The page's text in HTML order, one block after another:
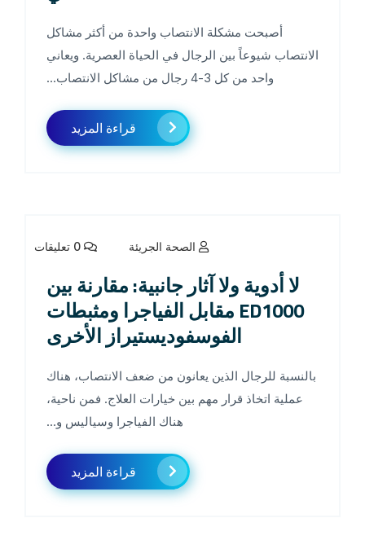
أصبحت مشكلة الانتصاب واحدة من أكثر مشاكل
الانتصاب شيوعاً بين الرجال في الحياة العصرية. ويعاني
واحد من كل 3-4 رجال من مشاكل الانتصاب...
قراءة المزيد
الصحة الجريئة
لا أدوية ولا آثار جانبية: مقارنة بين
ED1000 مقابل الفياجرا ومثبطات
الفوسفوديستيراز الأخرى
بالنسبة للرجال الذين يعانون من ضعف الانتصاب، هناك
عملية اتخاذ قرار مهم بين خيارات العلاج. فمن ناحية،
هناك الفياجرا وسياليس و...
قراءة المزيد